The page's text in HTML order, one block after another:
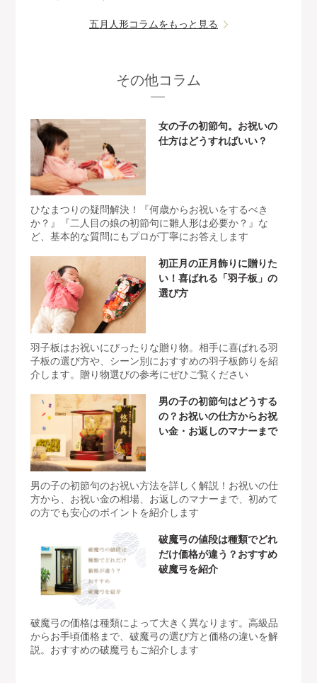
五月人形コラムをもっと見る
その他コラム
女の子の初節句。お祝いの
仕方はどうすればいい？
ひなまつりの疑問解決！『何歳からお祝いをするべき
か？』『二人目の娘の初節句に雛人形は必要か？』な
ど、基本的な質問にもプロが丁寧にお答えします
初正月の正月飾りに贈りた
い！喜ばれる「羽子板」の
選び方
羽子板はお祝いにぴったりな贈り物。相手に喜ばれる羽
子板の選び方や、シーン別におすすめの羽子板飾りを紹
介します。贈り物選びの参考にぜひご覧ください
男の子の初節句はどうする
の？お祝いの仕方からお祝
い金・お返しのマナーまで
男の子の初節句のお祝い方法を詳しく解説！お祝いの仕
方から、お祝い金の相場、お返しのマナーまで、初めて
の方でも安心のポイントを紹介します
破魔弓の値段は種類でどれ
だけ価格が違う？おすすめ
破魔弓を紹介
破魔弓の価格は種類によって大きく異なります。高級品
からお手頃価格まで、破魔弓の選び方と価格の違いを解
説。おすすめの破魔弓もご紹介します